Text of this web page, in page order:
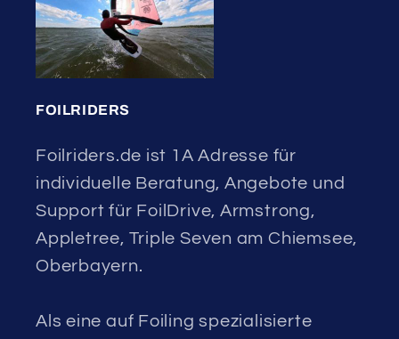
FOILRIDERS
Foilriders.de ist 1A Adresse für
individuelle Beratung, Angebote und
Support für FoilDrive, Armstrong,
Appletree, Triple Seven am Chiemsee,
Oberbayern.
Als eine auf Foiling spezialisierte